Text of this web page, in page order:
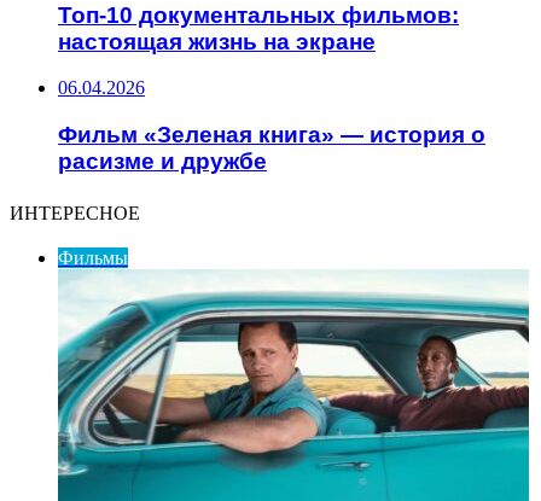
Топ-10 документальных фильмов:
настоящая жизнь на экране
06.04.2026
Фильм «Зеленая книга» — история о
расизме и дружбе
ИНТЕРЕСНОЕ
Фильмы